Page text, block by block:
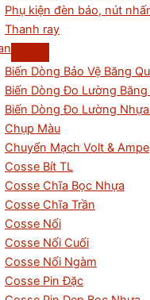
Phụ kiện đèn báo, nút
Thanh ray
Biến Dòng Bảo Vệ Băng
Biến Dòng Đo Lường Băng
Biến Dòng Đo Lường
Chụp Màu
Chuyển Mạch Volt & Ampe
Cosse Bít TL
Cosse Chĩa Bọc Nhựa
Cosse Chĩa Trần
Cosse Nối
Cosse Nối Cuối
Cosse Nối Ngàm
Cosse Pin Đặc